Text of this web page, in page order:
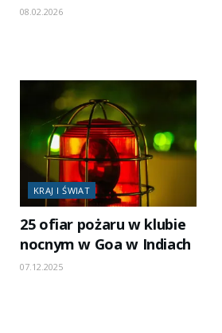
08.02.2026
KRAJ I ŚWIAT
25 ofiar pożaru w klubie
nocnym w Goa w Indiach
07.12.2025